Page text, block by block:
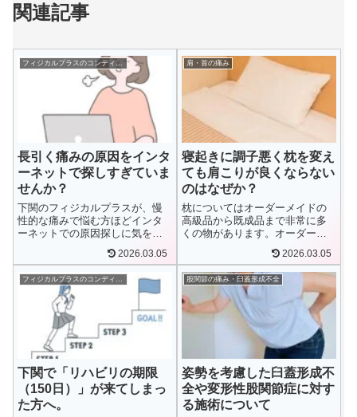
関連記事
フィジカルプラスのコンディショニング情報・お知らせ
長引く痛みの原因をインタ
ーネットで探しすぎていま
せんか？
下関のフィジカルプラスが、慢
性的な痛みで悩む方ほどインタ
ーネットでの原因探しに気をつ
を強めて痛みを感じやすくする
大切さ、原因がはっきりしない
痛みには姿勢や動作の見直しが
役立つこと、コンディショニン
グコースでサポートしている内
容をご紹介します。
2026.03.05
肩・首の痛み
寝起きに調子悪く枕を変え
ても肩こりが良くならない
のはなぜか？
枕についてはオーダーメイドの
高級品から既成品まで非常に多
くの物があります。オーダーメ
するものもあるようです。この
金額を考えると勇気が必要にな
る金額だと思います。ところが
自分のカラダにあわせた枕を作
ったのにうまく寝起きの痛みが
すっきりしない方がおられま
2026.03.05
フィジカルプラスのコンディショニング情報・お知らせ
下関で「リハビリの期限
（150日）」が来てしまっ
た方へ。
股関節の痛み・臼蓋形成不全
姿勢を考慮した臼蓋形成不
全や変形性股関節症に対す
る施術について